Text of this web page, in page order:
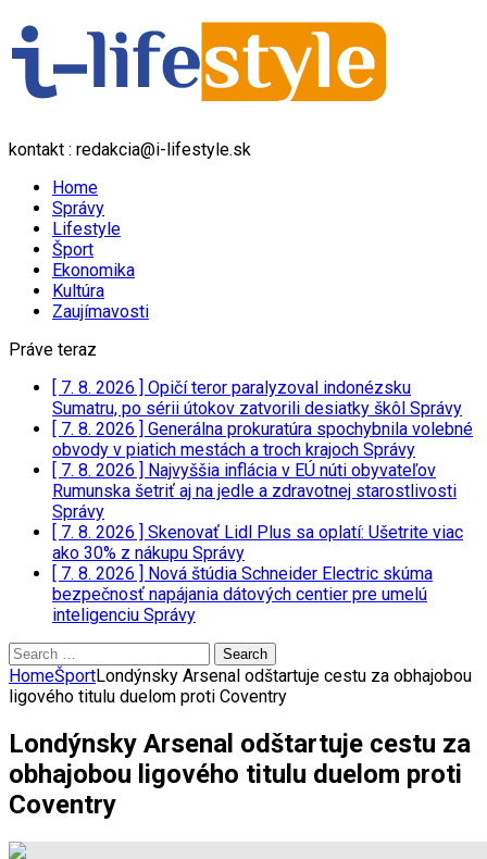
kontakt : redakcia@i-lifestyle.sk
Home
Správy
Lifestyle
Šport
Ekonomika
Kultúra
Zaujímavosti
Práve teraz
[ 7. 8. 2026 ] Opičí teror paralyzoval indonézsku
Sumatru, po sérii útokov zatvorili desiatky škôl Správy
[ 7. 8. 2026 ] Generálna prokuratúra spochybnila volebné
obvody v piatich mestách a troch krajoch Správy
[ 7. 8. 2026 ] Najvyššia inflácia v EÚ núti obyvateľov
Rumunska šetriť aj na jedle a zdravotnej starostlivosti
Správy
[ 7. 8. 2026 ] Skenovať Lidl Plus sa oplatí: Ušetrite viac
ako 30% z nákupu Správy
[ 7. 8. 2026 ] Nová štúdia Schneider Electric skúma
bezpečnosť napájania dátových centier pre umelú
inteligenciu Správy
Search
for:
HomeŠportLondýnsky Arsenal odštartuje cestu za obhajobou
ligového titulu duelom proti Coventry
Londýnsky Arsenal odštartuje cestu za
obhajobou ligového titulu duelom proti
Coventry